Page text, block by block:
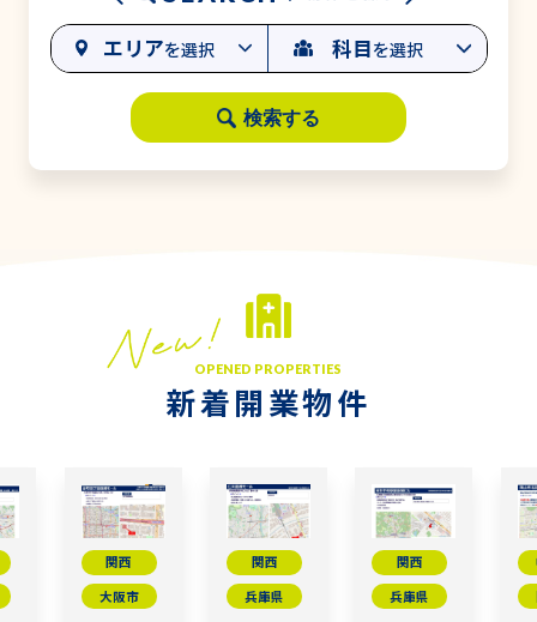
エリアを選択 科目を選択
検索する
OPENED PROPERTIES
新着開業物件
関西
大阪市
関西
兵庫県
関西
兵庫県